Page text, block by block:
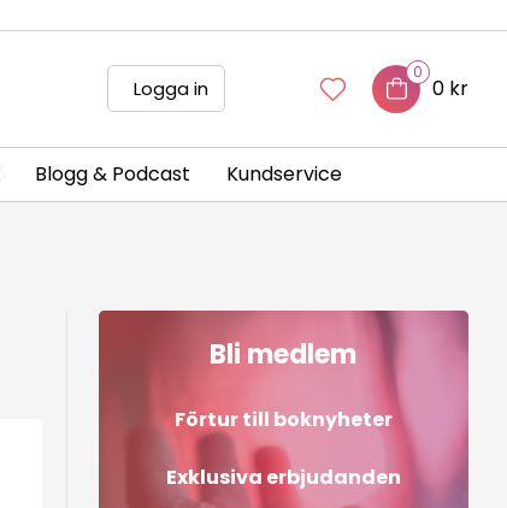
Logga in
0
0 kr
Blogg & Podcast Kundservice
Bli medlem
Förtur till boknyheter
Exklusiva erbjudanden